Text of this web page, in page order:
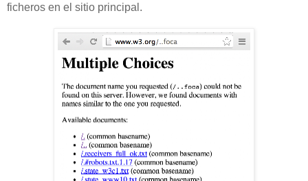
ficheros en el sitio principal.